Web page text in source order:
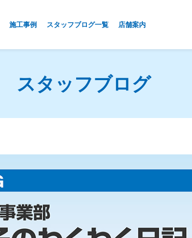
施工事例 スタッフブログ一覧 店舗案内
スタッフブログ